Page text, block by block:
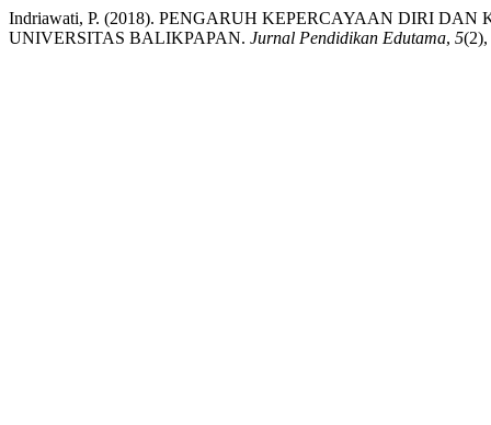
Indriawati, P. (2018). PENGARUH KEPERCAYAAN DIRI
UNIVERSITAS BALIKPAPAN. Jurnal Pendidikan Edutama, 5(2),